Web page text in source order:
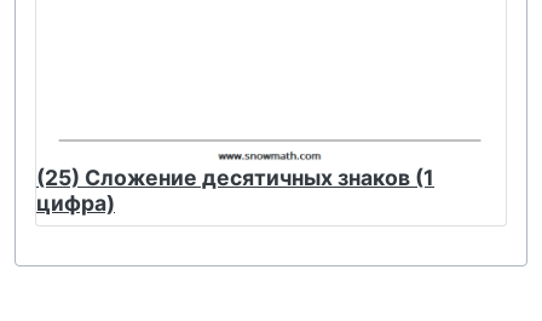
(25) Сложение десятичных знаков (1
цифра)